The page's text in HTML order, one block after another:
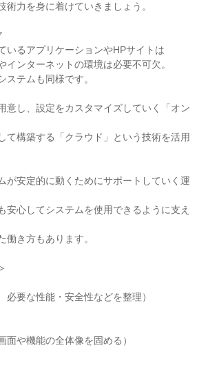
術力を身に着けていきましょう。
いるアプリケーションやHPサイトは
インターネットの環境は必要不可欠。
ステムも同様です。
意し、設定をカスタマイズしていく「オン
て構築する「クラウド」という技術を活用
が安定的に動くためにサポートしていく運
安心してシステムを使用できるように支え
働き方もあります。
必要な性能・安全性などを整理）
面や機能の全体像を固める）